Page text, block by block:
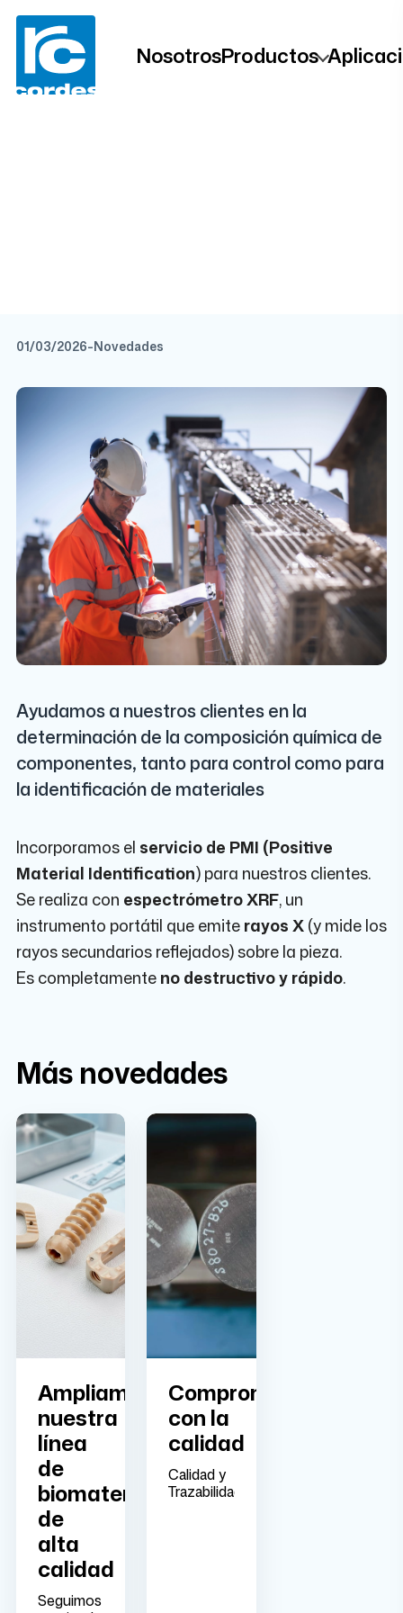
NosotrosProductos
Asesoramiento
01/03/2026-Novedades
Ayudamos a nuestros clientes en la
determinación de la composición química de
componentes, tanto para control como para
la identificación de materiales
Incorporamos el servicio de PMI (Positive
Material Identification)para nuestros clientes.
Se realiza con espectrómetro XRF, un
instrumento portátil que emiterayos X(y mide los
rayos secundarios reflejados) sobre la pieza.
Es completamenteno destructivo y rápido.
Más novedades
Ampliamos
nuestra
línea
de
biomateriales
de
alta
calidad
Seguimos
Comprometidos
con la
calidad
Calidad y
Trazabilidad